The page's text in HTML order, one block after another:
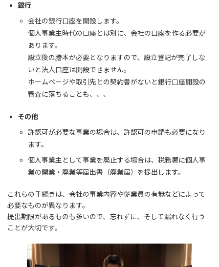
銀行
会社の銀行口座を開設します。
個人事業主時代の口座とは別に、会社の口座を作る必要が
あります。
設立後の謄本が必要となりますので、設立登記が完了しな
いと法人口座は開設できません。
ホームページや取引先との契約書がないと銀行口座開設の
審査に落ちることも、、、
その他
許認可が必要な事業の場合は、許認可の申請も必要になり
ます。
個人事業主として事業を廃止する場合は、税務署に個人事
業の開業・廃業等届出書（廃業届）を提出します。
これらの手続きは、会社の事業内容や従業員の有無などによって
必要なものが異なります。
提出期限があるものも多いので、忘れずに、そして漏れなく行う
ことが大切です。